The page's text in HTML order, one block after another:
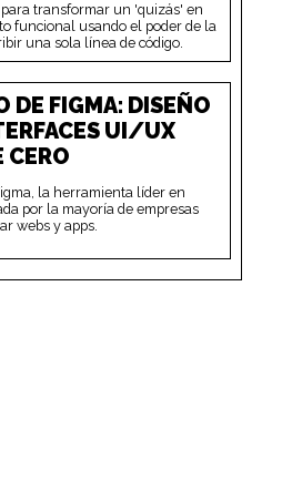
transformar un 'quizás' en
funcional usando el poder de la
una sola línea de código.
DE FIGMA: DISEÑO
UI/UX
CERO
la herramienta líder en
por la mayoría de empresas
webs y apps.